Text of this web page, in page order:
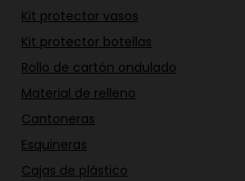
Kit protector vasos
Kit protector botellas
Rollo de cartón ondulado
Material de relleno
Cantoneras
Esquineras
Cajas de plástico